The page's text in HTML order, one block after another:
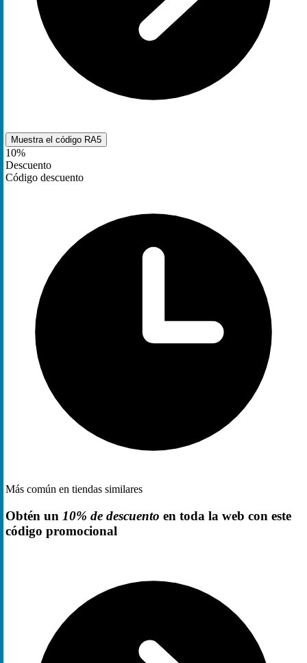
Muestra el código RA5
10%
Descuento
Código descuento
Más común en tiendas similares
Obtén un 10% de descuento en toda la web con este
código promocional